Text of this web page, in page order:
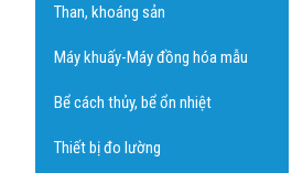
Than, khoáng sản
Máy khuấy-Máy đồng hóa mẫu
Bể cách thủy, bể ổn nhiệt
Thiết bị đo lường